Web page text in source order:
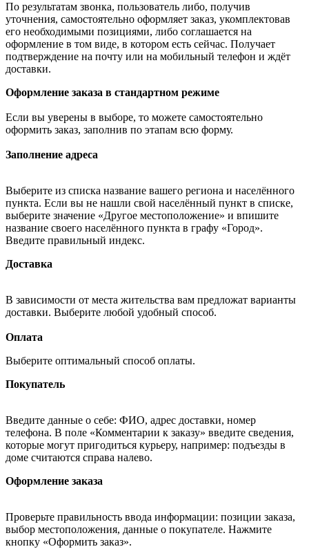
По результатам звонка, пользователь либо, получив
уточнения, самостоятельно оформляет заказ, укомплектовав
его необходимыми позициями, либо соглашается на
оформление в том виде, в котором есть сейчас. Получает
подтверждение на почту или на мобильный телефон и ждёт
доставки.
Оформление заказа в стандартном режиме
Если вы уверены в выборе, то можете самостоятельно
оформить заказ, заполнив по этапам всю форму.
Заполнение адреса
Выберите из списка название вашего региона и населённого
пункта. Если вы не нашли свой населённый пункт в списке,
выберите значение «Другое местоположение» и впишите
название своего населённого пункта в графу «Город».
Введите правильный индекс.
Доставка
В зависимости от места жительства вам предложат варианты
доставки. Выберите любой удобный способ.
Оплата
Выберите оптимальный способ оплаты.
Покупатель
Введите данные о себе: ФИО, адрес доставки, номер
телефона. В поле «Комментарии к заказу» введите сведения,
которые могут пригодиться курьеру, например: подъезды в
доме считаются справа налево.
Оформление заказа
Проверьте правильность ввода информации: позиции заказа,
выбор местоположения, данные о покупателе. Нажмите
кнопку «Оформить заказ».